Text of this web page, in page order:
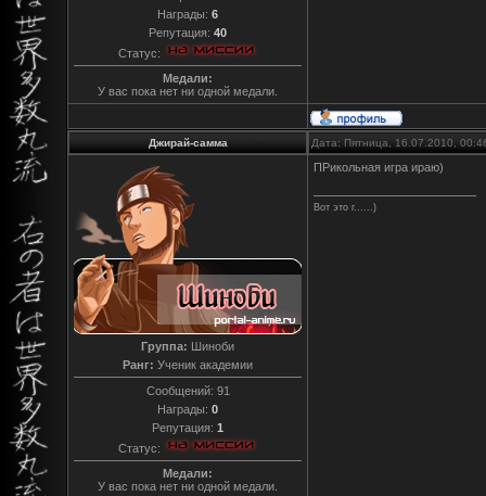
Награды: 6
Репутация: 40
Статус:
Медали:
У вас пока нет ни одной медали.
Джирай-самма Дата: Пятница, 16.07.2010,
Группа: Шиноби
Ранг: Ученик академии
Сообщений: 91
Награды: 0
Репутация: 1
Статус:
Медали:
У вас пока нет ни одной медали.
ПРикольная игра ираю)
Вот это г......)